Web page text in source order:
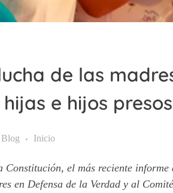
de las
e hijos
Blog Inicio
el más reciente
en Defensa de la Verdad y al